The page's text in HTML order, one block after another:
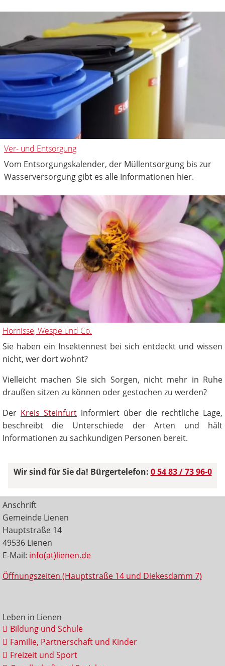
Ver- und Entsorgung
Vom Entsorgungskalender, der Müllentsorgung bis zur
Wasserversorgung gibt es alle Informationen hier.
Hornisse, Wespe und Co.
Sie haben ein Insektennest bei sich entdeckt und wissen
nicht, wer dort wohnt?
Vielleicht machen Sie sich Sorgen, nicht mehr in Ruhe
draußen sitzen zu können oder gestochen zu werden?
Der Kreis Steinfurtinformiert über die rechtliche Lage,
beschreibt die Unterschiede der Arten und hält
Informationen zu sachkundigen Personen bereit.
Wir sind für Sie da! Bürgertelefon: 0 54 83 / 73 96-0
Anschrift
Gemeinde Lienen
Hauptstraße 14
49536 Lienen
E-Mail: info(at)lienen.de
Öffnungszeiten (Hauptstraße 14 und Diekesdamm 7)
Leben in Lienen
Bildung und Schule
Familie, Partnerschaft und Kinder
Freizeit und Sport